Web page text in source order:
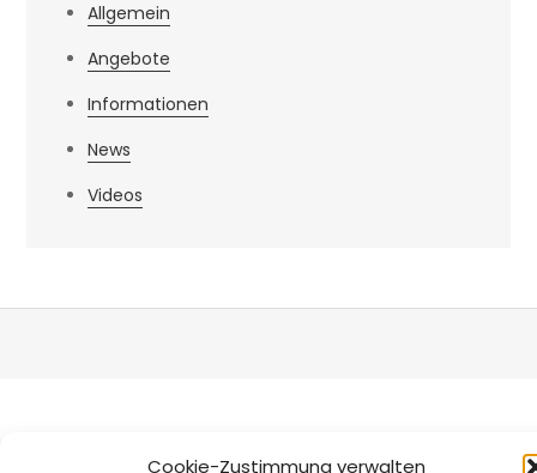
Cookie-Zustimmung verwalten
Allgemein
Angebote
Informationen
News
Videos